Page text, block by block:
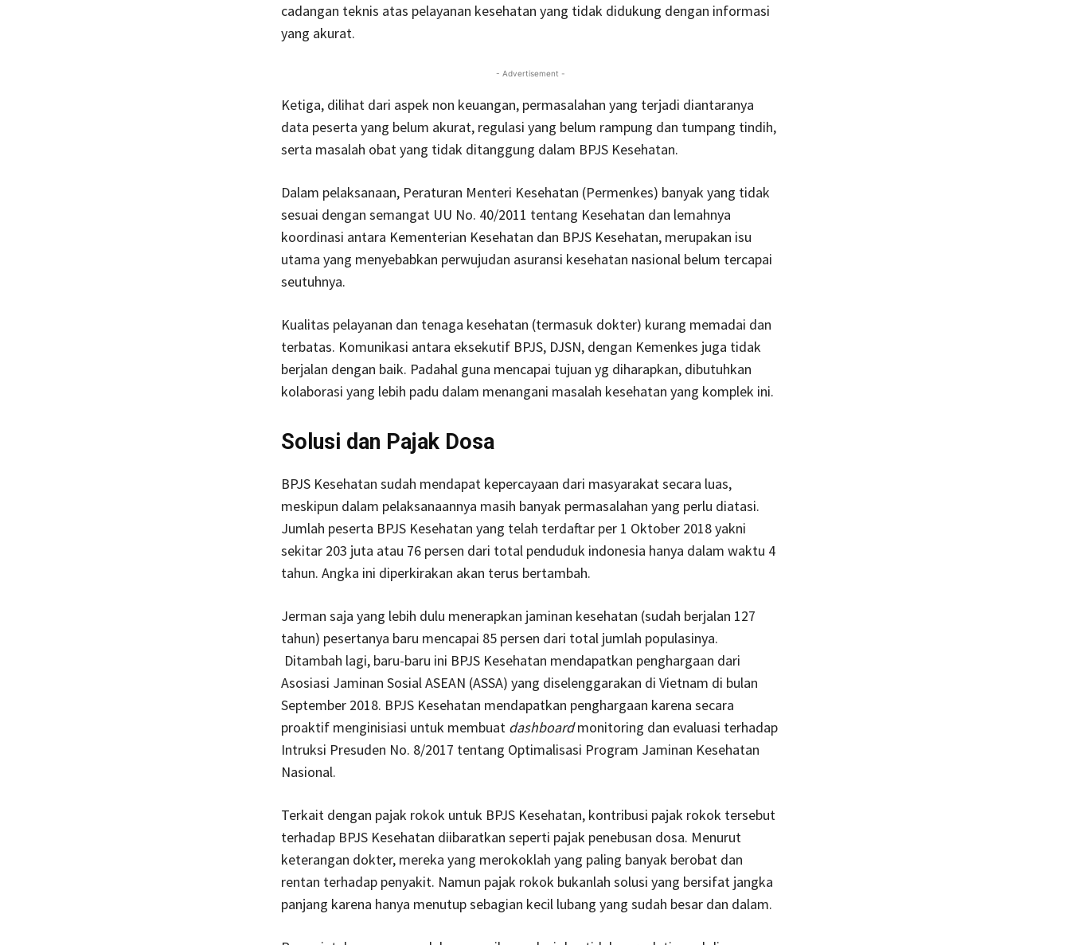
cadangan teknis atas pelayanan kesehatan yang tidak didukung dengan informasi
yang akurat.
- Advertisement -
Ketiga, dilihat dari aspek non keuangan, permasalahan yang terjadi diantaranya
data peserta yang belum akurat, regulasi yang belum rampung dan tumpang tindih,
serta masalah obat yang tidak ditanggung dalam BPJS Kesehatan.
Dalam pelaksanaan, Peraturan Menteri Kesehatan (Permenkes) banyak yang tidak
sesuai dengan semangat UU No. 40/2011 tentang Kesehatan dan lemahnya
koordinasi antara Kementerian Kesehatan dan BPJS Kesehatan, merupakan isu
utama yang menyebabkan perwujudan asuransi kesehatan nasional belum tercapai
seutuhnya.
Kualitas pelayanan dan tenaga kesehatan (termasuk dokter) kurang memadai dan
terbatas. Komunikasi antara eksekutif BPJS, DJSN, dengan Kemenkes juga tidak
berjalan dengan baik. Padahal guna mencapai tujuan yg diharapkan, dibutuhkan
kolaborasi yang lebih padu dalam menangani masalah kesehatan yang komplek ini.
Solusi dan Pajak Dosa
BPJS Kesehatan sudah mendapat kepercayaan dari masyarakat secara luas,
meskipun dalam pelaksanaannya masih banyak permasalahan yang perlu diatasi.
Jumlah peserta BPJS Kesehatan yang telah terdaftar per 1 Oktober 2018 yakni
sekitar 203 juta atau 76 persen dari total penduduk indonesia hanya dalam waktu 4
tahun. Angka ini diperkirakan akan terus bertambah.
Jerman saja yang lebih dulu menerapkan jaminan kesehatan (sudah berjalan 127
tahun) pesertanya baru mencapai 85 persen dari total jumlah populasinya.
Ditambah lagi, baru-baru ini BPJS Kesehatan mendapatkan penghargaan dari
Asosiasi Jaminan Sosial ASEAN (ASSA) yang diselenggarakan di Vietnam di bulan
September 2018. BPJS Kesehatan mendapatkan penghargaan karena secara
proaktif menginisiasi untuk membuat dashboardmonitoring dan evaluasi terhadap
Intruksi Presuden No. 8/2017 tentang Optimalisasi Program Jaminan Kesehatan
Nasional.
Terkait dengan pajak rokok untuk BPJS Kesehatan, kontribusi pajak rokok tersebut
terhadap BPJS Kesehatan diibaratkan seperti pajak penebusan dosa. Menurut
keterangan dokter, mereka yang merokoklah yang paling banyak berobat dan
rentan terhadap penyakit. Namun pajak rokok bukanlah solusi yang bersifat jangka
panjang karena hanya menutup sebagian kecil lubang yang sudah besar dan dalam.